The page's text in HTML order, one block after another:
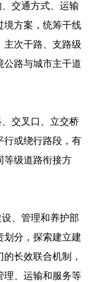
交通方式、运输
境方案，统筹干线
主次干路、支路级
公路与城市主干道
交叉口、立交桥
行或绕行路段，有
等级道路衔接方
、管理和养护部
划分，探索建立建
长效联合机制，
理、运输和服务等